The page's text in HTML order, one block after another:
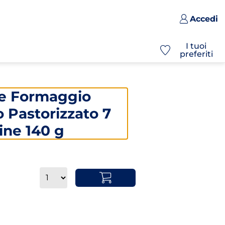
Accedi
I tuoi
preferiti
Formaggio
Pastorizzato 7
140 g
Quantità